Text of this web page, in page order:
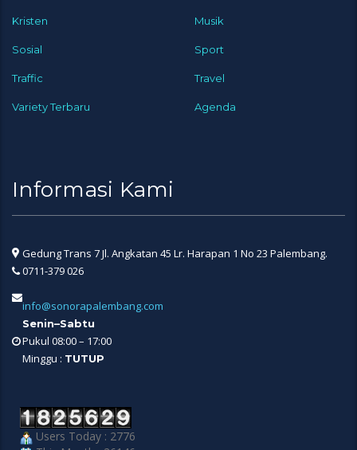
Kristen Musik
Sosial Sport
Traffic Travel
Variety Terbaru Agenda
Informasi Kami
Gedung Trans 7 Jl. Angkatan 45 Lr. Harapan 1 No 23 Palembang.
0711-379 026
info@sonorapalembang.com
Senin–Sabtu
Pukul 08:00 – 17:00
Minggu : TUTUP
Users Today : 2776